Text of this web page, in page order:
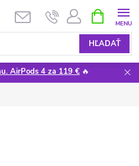
HĽADAŤ
KOŠÍK
AirPods 4 za 119 € 🔥